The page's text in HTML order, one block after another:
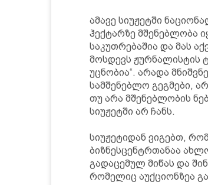
ამავე სიუჟეტში
ჰექტარზე მშენებლობა
საკუთრებაშია და მას
მოსდევს ჟურნალისტის
უცნობია“. არადა
სამშენებლო გეგმები,
თუ არა მშენებლობის
სიუჟეტში არ ჩანს.
სიუჟეტიდან ვიგებთ,
ბიზნესცენტრთანაა
გადაცემულ მიწას და
რომელიც აუქციონზეა